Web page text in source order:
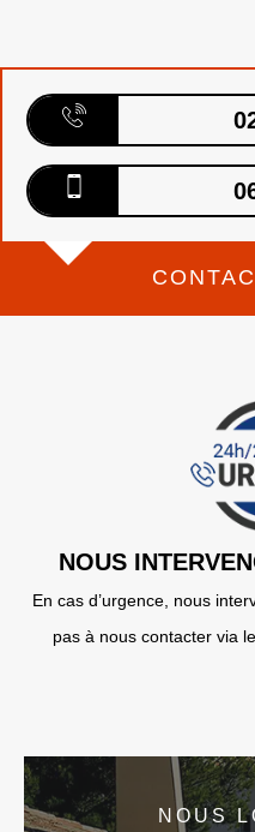
NOUS
En cas d’urgence, nous
pas à nous contacter via
NOUS